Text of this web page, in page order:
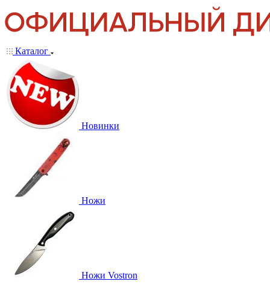
Каталог
Новинки
Ножи
Ножи Vostron